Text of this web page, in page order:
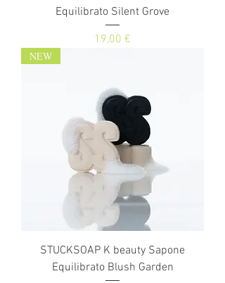
Equilibrato Silent Grove
Prezzo
19,00 €
NEW
STUCKSOAP K beauty Sapone
Equilibrato Blush Garden